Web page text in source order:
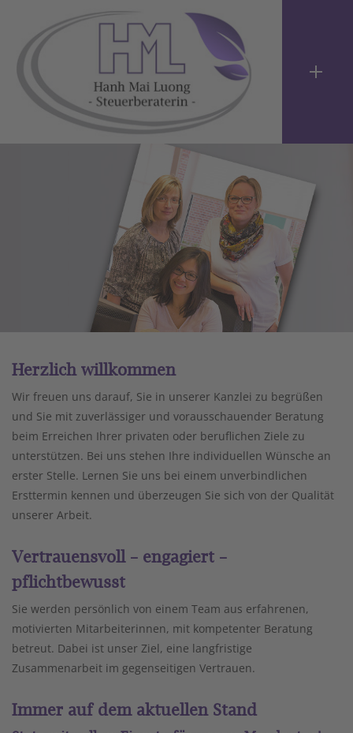
Herzlich willkommen
Wir freuen uns darauf, Sie in unserer Kanzlei zu begrüßen
und Sie mit zuverlässiger und vorausschauender Beratung
beim Erreichen Ihrer privaten oder beruflichen Ziele zu
unterstützen. Bei uns stehen Ihre individuellen Wünsche an
erster Stelle. Lernen Sie uns bei einem unverbindlichen
Ersttermin kennen und überzeugen Sie sich von der Qualität
unserer Arbeit.
Vertrauensvoll – engagiert –
pflichtbewusst
Sie werden persönlich von einem Team aus erfahrenen,
motivierten Mitarbeiterinnen, mit kompetenter Beratung
betreut. Dabei ist unser Ziel, eine langfristige
Zusammenarbeit im gegenseitigen Vertrauen.
Immer auf dem aktuellen Stand